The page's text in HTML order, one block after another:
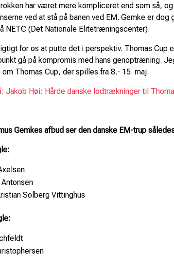
har været mere kompliceret end som så,
ved at stå på banen ved EM. Gemke er
NETC (Det Nationale Elitetræningscenter).
for os at putte det i perspektiv. Thomas Cup
gå på kompromis med hans genoptræning.
om Thomas Cup, der spilles fra 8.- 15. maj.
Jakob Høi: Hårde danske lodtrækninger til
Gemkes afbud ser den danske EM-trup
Solberg Vittinghus